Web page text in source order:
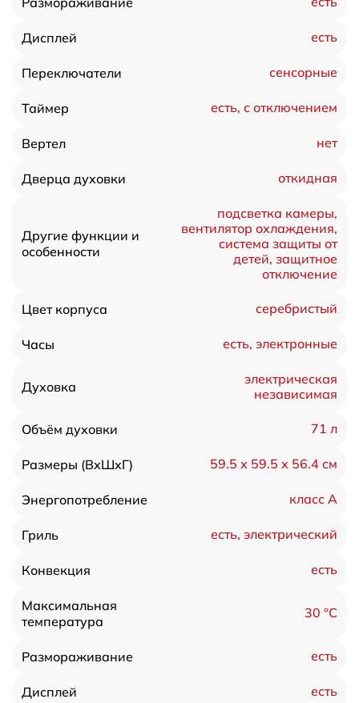
Дисплей есть
Переключатели сенсорные
Таймер есть, с отключением
Вертел нет
Дверца духовки откидная
Другие функции и
особенности
подсветка камеры,
вентилятор охлаждения,
система защиты от
детей, защитное
отключение
Цвет корпуса серебристый
Часы есть, электронные
Духовка
электрическая
независимая
Объём духовки 71 л
Размеры (ВхШхГ) 59.5 х 59.5 x 56.4 см
Энергопотребление класс A
Гриль есть, электрический
Конвекция есть
Максимальная
температура
30 °С
Размораживание есть
Дисплей есть